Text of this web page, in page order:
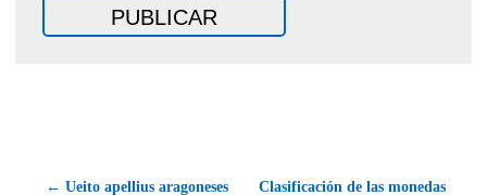
← Ueito apellius aragoneses Clasificación de las monedas